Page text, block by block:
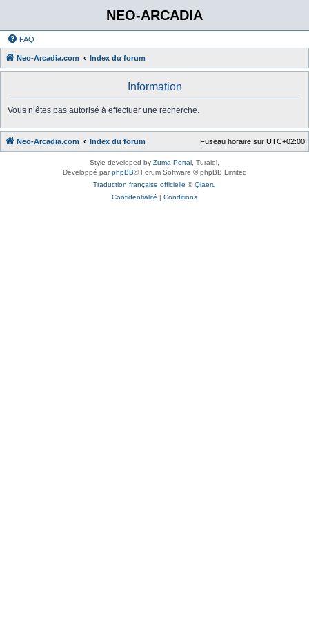
NEO-ARCADIA
FAQ
Neo-Arcadia.com Index du forum
Information
Vous n’êtes pas autorisé à effectuer une recherche.
Neo-Arcadia.com Index du forum Fuseau horaire sur UTC+02:00
Style developed by Zuma Portal , Turaiel,
Développé parphpBB® Forum Software © phpBB Limited
Traduction française officielle ©Qiaeru
Confidentialité | Conditions